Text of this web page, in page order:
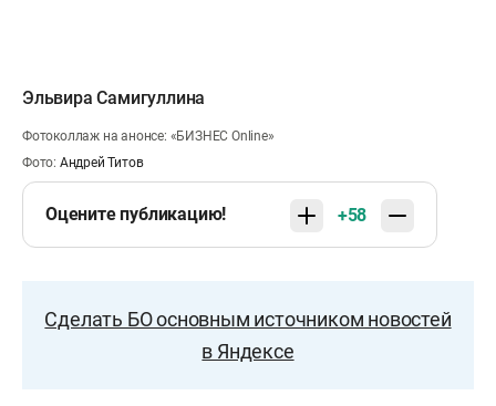
Эльвира Самигуллина
Фотоколлаж на анонсе: «БИЗНЕС Online»
Фото: Андрей Титов
Оцените публикацию! +58
Сделать БО основным источником новостей
в Яндексе